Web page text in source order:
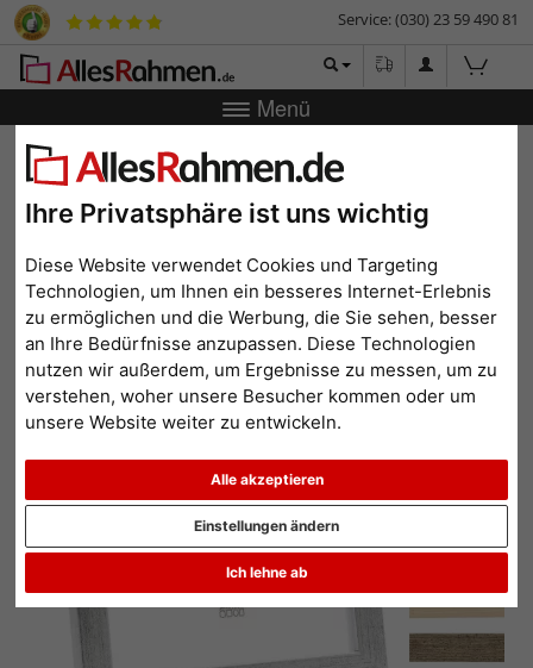
Ihre Privatsphäre ist uns wichtig
Diese Website verwendet Cookies und Targeting
Technologien, um Ihnen ein besseres Internet-Erlebnis
zu ermöglichen und die Werbung, die Sie sehen, besser
an Ihre Bedürfnisse anzupassen. Diese Technologien
nutzen wir außerdem, um Ergebnisse zu messen, um zu
verstehen, woher unsere Besucher kommen oder um
unsere Website weiter zu entwickeln.
Alle akzeptieren
Ich lehne ab
Einstellungen ändern
Service: (030) 23 59 490 81
Menü
Zurück | Bilderrahmen-Shop Bilderrahmen
Bilderrahmen Otis
Holz-Bilderrahmen Otis
Zurück